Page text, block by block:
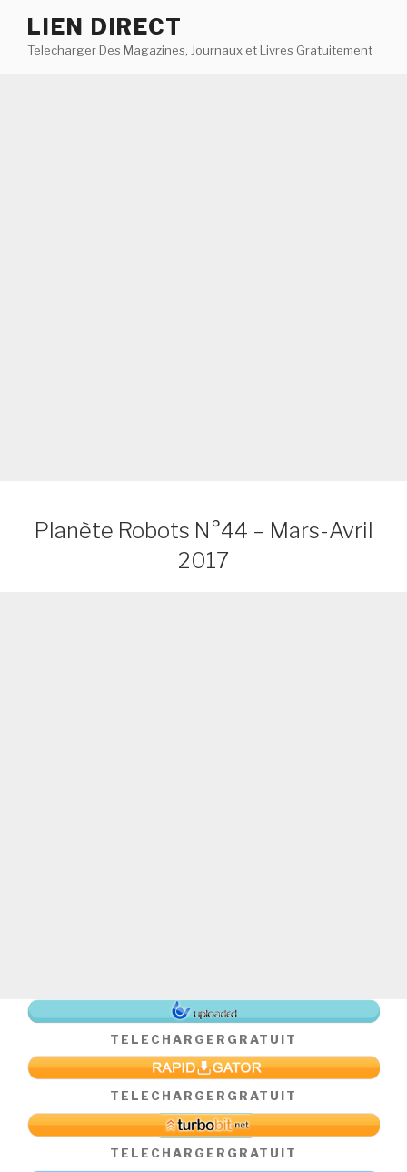
contenu
LIEN DIRECT
Telecharger Des Magazines, Journaux et Livres Gratuitement
Planète Robots N°44 – Mars-Avril
2017
TELECHARGER GRATUIT
TELECHARGER GRATUIT
TELECHARGER GRATUIT